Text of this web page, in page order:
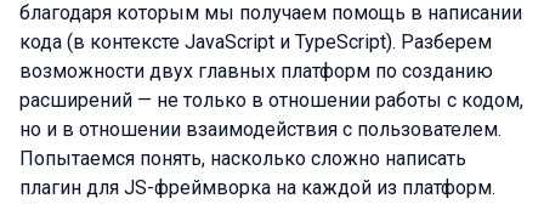
благодаря которым мы получаем помощь в написании
кода (в контексте JavaScript и TypeScript). Разберем
возможности двух главных платформ по созданию
расширений — не только в отношении работы с кодом,
но и в отношении взаимодействия с пользователем.
Попытаемся понять, насколько сложно написать
плагин для JS-фреймворка на каждой из платформ.